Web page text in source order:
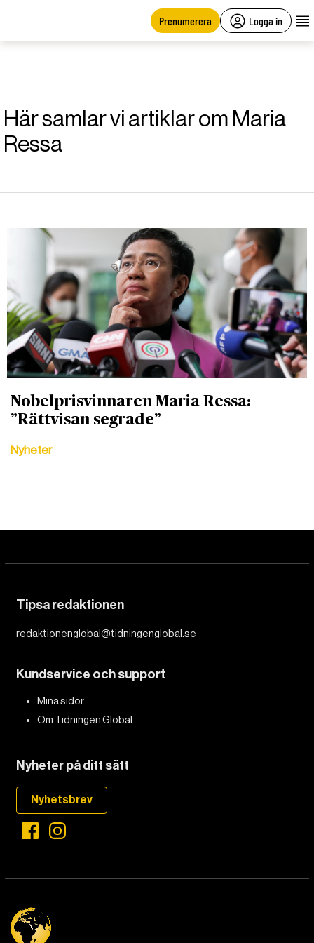
Prenumerera Logga in
Här samlar vi artiklar om Maria
Ressa
Nobelprisvinnaren Maria Ressa:
”Rättvisan segrade”
Nyheter
Tipsa redaktionen
redaktionenglobal@tidningenglobal.se
Kundservice och support
Mina sidor
Om Tidningen Global
Nyheter på ditt sätt
Nyhetsbrev